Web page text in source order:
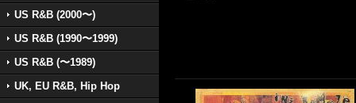
US R&B (2000〜)
US R&B (1990〜1999)
US R&B (〜1989)
UK, EU R&B, Hip Hop